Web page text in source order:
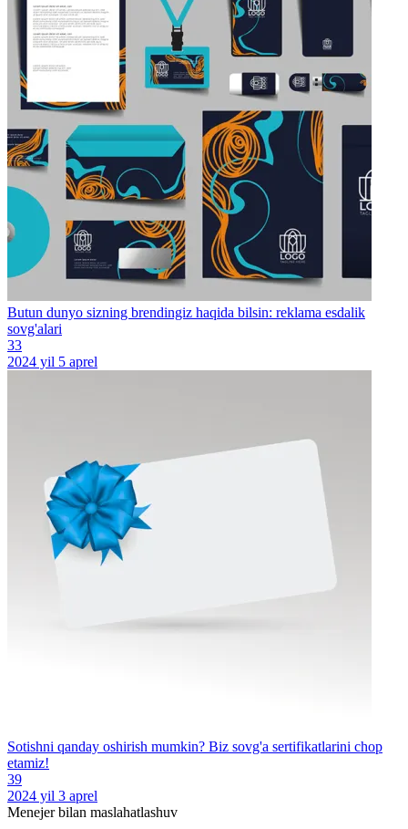
Butun dunyo sizning brendingiz haqida bilsin: reklama esdalik
sovg'alari
33
2024 yil 5 aprel
Sotishni qanday oshirish mumkin? Biz sovg'a sertifikatlarini chop
etamiz!
39
2024 yil 3 aprel
Menejer bilan maslahatlashuv